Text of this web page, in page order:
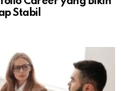
Stabil